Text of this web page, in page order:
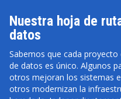
Nuestra hoja de
datos
Sabemos que cada proyecto
de datos es único. Algunos
otros mejoran los sistemas
otros modernizan la